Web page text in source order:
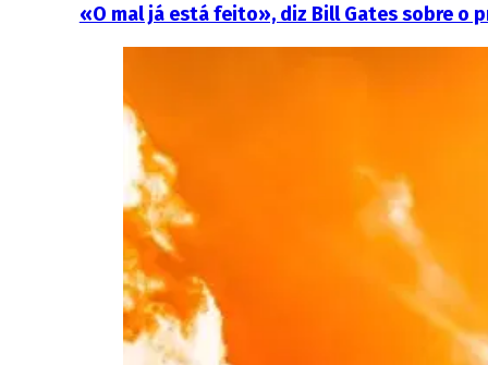
«O mal já está feito», diz Bill Gates sobre o